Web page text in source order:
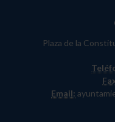
Plaza de la
Email: